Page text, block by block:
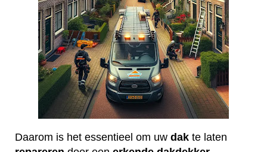
Daarom is het essentieel om uw dak te laten